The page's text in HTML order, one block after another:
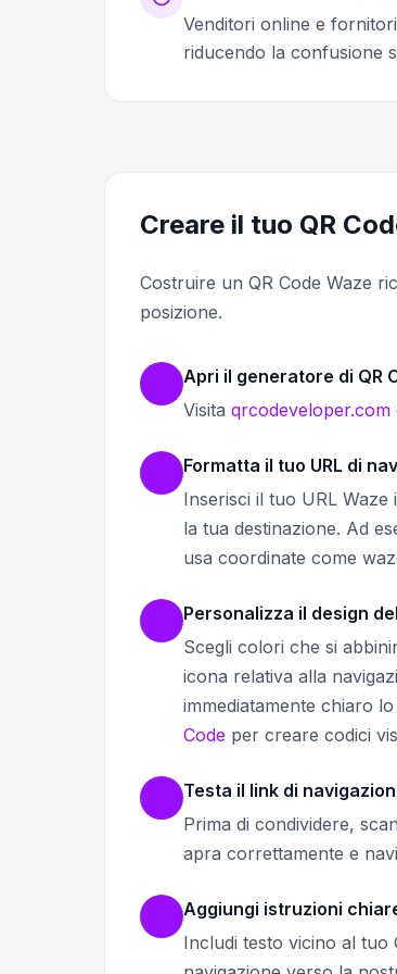
Venditori online e
riducendo la confusione
Creare il tuo QR
Costruire un QR Code Waze
posizione.
Apri il generatore di QR
Visita qrcodeveloper.com
Formatta il tuo URL di
Inserisci il tuo URL
la tua destinazione. Ad
usa coordinate come
Personalizza il design
Scegli colori che si
icona relativa alla
immediatamente chiaro
Code per creare codici
Testa il link di
Prima di condividere,
apra correttamente e
Aggiungi istruzioni
Includi testo vicino al tuo